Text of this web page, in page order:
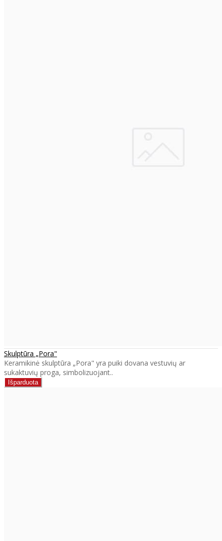
Skulptūra „Pora"
Keramikinė skulptūra „Pora" yra puiki dovana vestuvių ar
sukaktuvių proga, simbolizuojant..